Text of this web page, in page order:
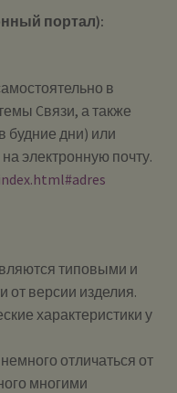
портал):
в
Cвязи, а также
будние дни) или
электронную почту.
типовыми и
от версии изделия.
характеристики у
отличаться от
многими